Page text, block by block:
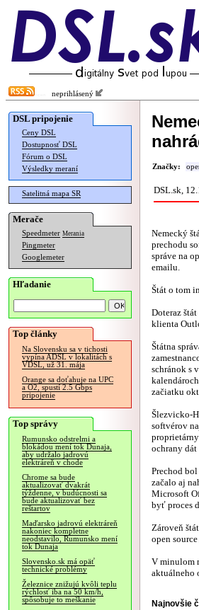
neprihlásený
DSL pripojenie
Ceny DSL
Dostupnosť DSL
Fórum o DSL
Výsledky meraní
Satelitná mapa SR
Merače
Speedmeter Merania
Pingmeter
Googlemeter
Hľadanie
Top články
Na Slovensku sa v tichosti
vypína ADSL v lokalitách s
VDSL, už 31. mája
Orange sa doťahuje na UPC
a O2, spustí 2.5 Gbps
pripojenie
Top správy
Rumunsko odstrelmi a
blokádou mení tok Dunaja,
aby udržalo jadrovú
elektráreň v chode
Chrome sa bude
aktualizovať dvakrát
týždenne, v budúcnosti sa
bude aktualizovať bez
reštartov
Maďarsko jadrovú elektráreň
nakoniec kompletne
neodstavilo, Rumunsko mení
tok Dunaja
Slovensko.sk má opäť
technické problémy
Železnice znižujú kvôli teplu
rýchlosť iba na 50 km/h,
spôsobuje to meškanie
Značky:
DSL.sk,
Nemecký
prechodu
správe na
emailu.
Štát o tom
Doteraz
klienta
Štátna
schránok s
začiatku
Šlezvicko-
softvérov
ochrany
Prechod
začalo aj
Microsoft
byť proces
Zároveň
open
V minulom
aktuálneho
Najnovšie